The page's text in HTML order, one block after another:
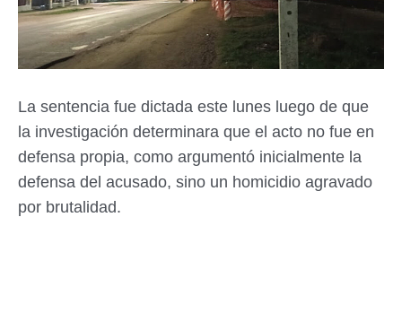
La sentencia fue dictada este lunes luego de que
la investigación determinara que el acto no fue en
defensa propia, como argumentó inicialmente la
defensa del acusado, sino un homicidio agravado
por brutalidad.